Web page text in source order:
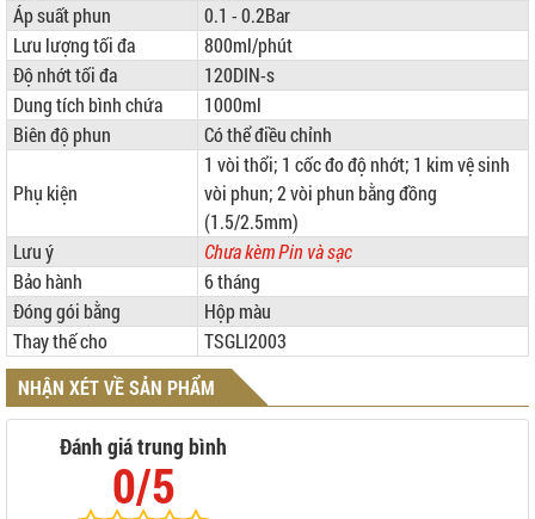
Áp suất phun
0.1 - 0.2Bar
Lưu lượng tối đa
800ml/phút
Độ nhớt tối đa
120DIN-s
Dung tích bình chứa
1000ml
Biên độ phun
Có thể điều chỉnh
Phụ kiện
1 vòi thổi; 1 cốc đo độ nhớt; 1 kim vệ sinh
vòi phun; 2 vòi phun bằng đồng
(1.5/2.5mm)
Lưu ý
Chưa kèm Pin và sạc
Bảo hành
6 tháng
Đóng gói bằng
Hộp màu
Thay thế cho
TSGLI2003
NHẬN XÉT VỀ SẢN PHẨM
Đánh giá trung bình
0/5